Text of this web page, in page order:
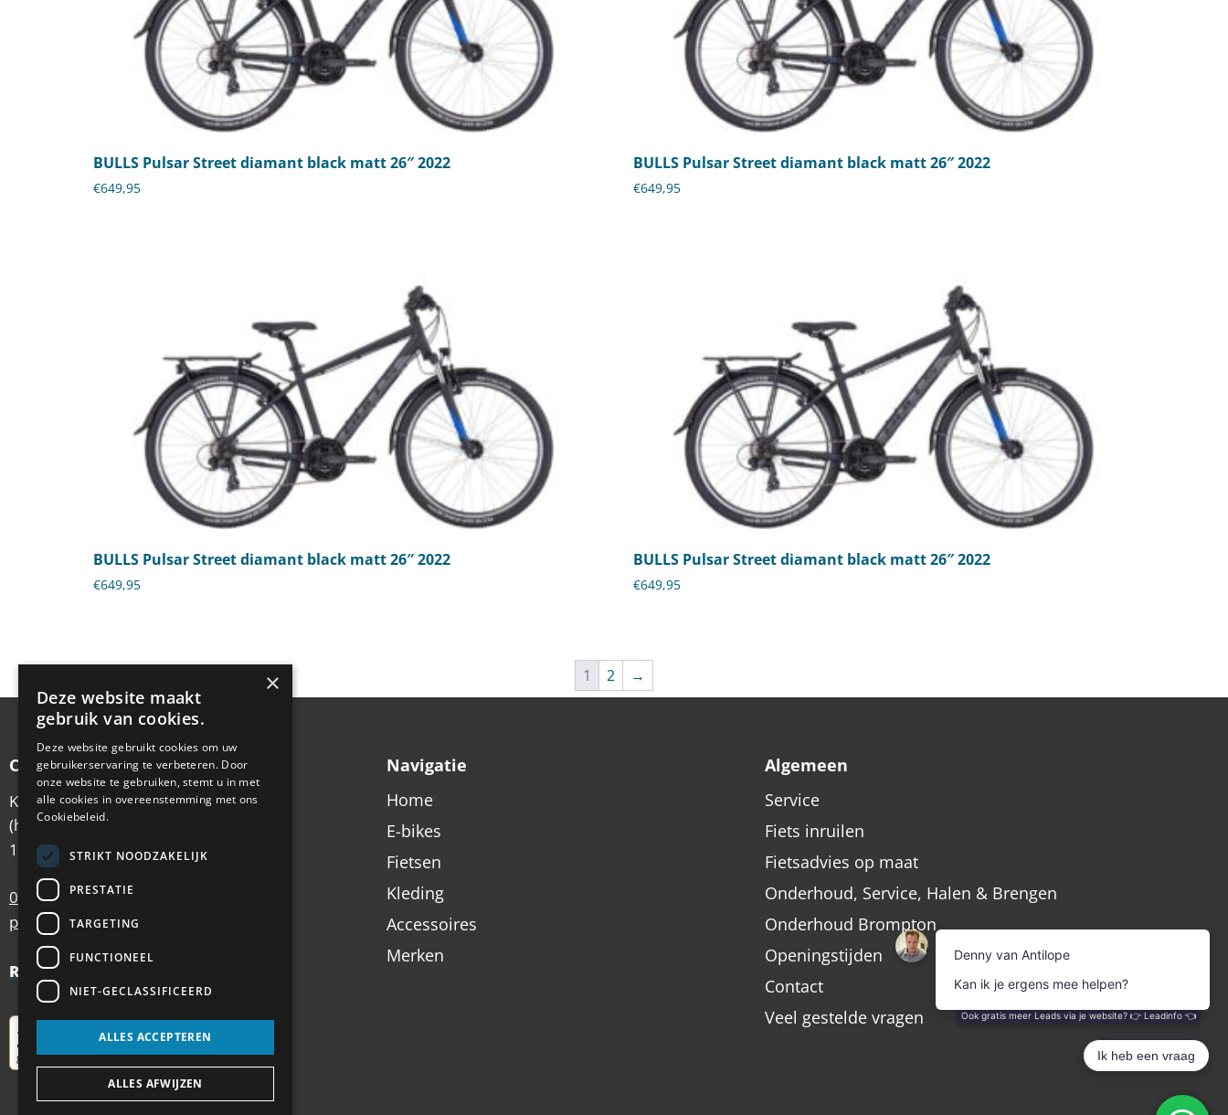
BULLS Pulsar Street diamant black matt 26″ 2022
€649,95
BULLS Pulsar Street diamant black matt 26″ 2022
€649,95
BULLS Pulsar Street diamant black matt 26″ 2022
€649,95
BULLS Pulsar Street diamant black matt 26″ 2022
€649,95
1 2 →
Contactgegevens
Koningsstraat 6
(hoek Emmastraat)
1213 AX Hilversum
035 – 62 49 102
postbus@antilope.nl
Review Policy
Navigatie
Home
E-bikes
Fietsen
Kleding
Accessoires
Merken
Algemeen
Service
Fiets inruilen
Fietsadvies op maat
Onderhoud, Service, Halen & Brengen
Onderhoud Brompton
Openingstijden
Contact
Veel gestelde vragen
×
Deze website maakt
gebruik van cookies.
Deze website gebruikt cookies om uw
gebruikerservaring te verbeteren. Door
onze website te gebruiken, stemt u in met
alle cookies in overeenstemming met ons
Cookiebeleid.
STRIKT NOODZAKELIJK
PRESTATIE
TARGETING
FUNCTIONEEL
NIET-GECLASSIFICEERD
ALLES ACCEPTEREN
ALLES AFWIJZEN